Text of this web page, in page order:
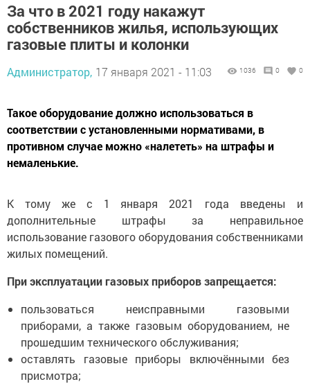
За что в 2021 году накажут
собственников жилья, использующих
газовые плиты и колонки
Администратор, 17 января 2021 - 11:03 1036 0 0
Такое оборудование должно использоваться в
соответствии с установленными нормативами, в
противном случае можно «налететь» на штрафы и
немаленькие.
К тому же с 1 января 2021 года введены и
дополнительные штрафы за неправильное
использование газового оборудования собственниками
жилых помещений.
При эксплуатации газовых приборов запрещается:
пользоваться неисправными газовыми
приборами, а также газовым оборудованием, не
прошедшим технического обслуживания;
оставлять газовые приборы включёнными без
присмотра;